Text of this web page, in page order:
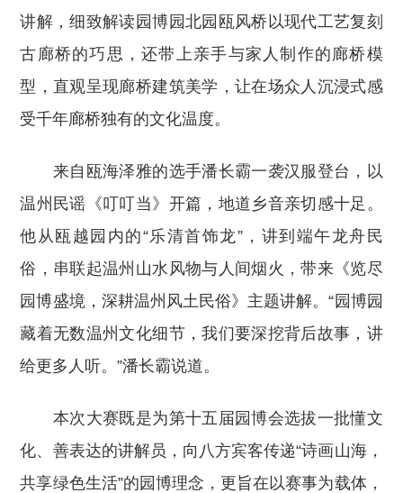
讲解，细致解读园博园北园瓯风桥以现代工艺复刻
古廊桥的巧思，还带上亲手与家人制作的廊桥模
型，直观呈现廊桥建筑美学，让在场众人沉浸式感
受千年廊桥独有的文化温度。
来自瓯海泽雅的选手潘长霸一袭汉服登台，以
温州民谣《叮叮当》开篇，地道乡音亲切感十足。
他从瓯越园内的“乐清首饰龙”，讲到端午龙舟民
俗，串联起温州山水风物与人间烟火，带来《览尽
园博盛境，深耕温州风土民俗》主题讲解。“园博园
藏着无数温州文化细节，我们要深挖背后故事，讲
给更多人听。”潘长霸说道。
本次大赛既是为第十五届园博会选拔一批懂文
化、善表达的讲解员，向八方宾客传递“诗画山海，
共享绿色生活”的园博理念，更旨在以赛事为载体，